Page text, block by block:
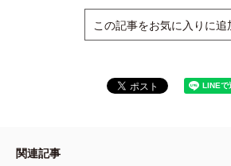
この記事をお気に入りに追
関連記事